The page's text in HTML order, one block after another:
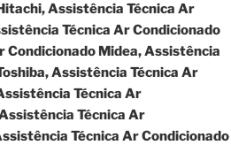
Assistência Técnica Ar
Técnica Ar Condicionado
Condicionado Midea, Assistência
Assistência Técnica Ar
Técnica Ar
Técnica Ar
Técnica Ar Condicionado